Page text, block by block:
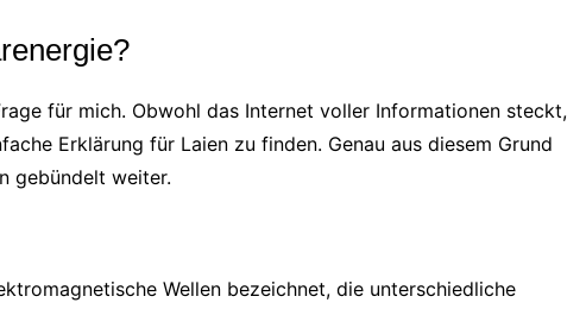
für mich. Obwohl das Internet voller Informationen steckt,
Erklärung für Laien zu finden. Genau aus diesem Grund
gebündelt weiter.
Wellen bezeichnet, die unterschiedliche